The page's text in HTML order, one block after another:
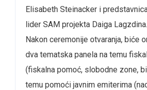
Elisabeth Steinacker i
lider SAM projekta Daiga Lagzdina.
Nakon ceremonije otvaranja, biće
dva tematska panela na temu
(fiskalna pomoć, slobodne zone,
temu pomoći javnim emiterima